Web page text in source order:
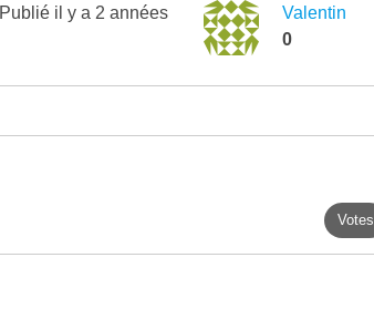
Publié il y a 2 années
Valentin
0
Votes